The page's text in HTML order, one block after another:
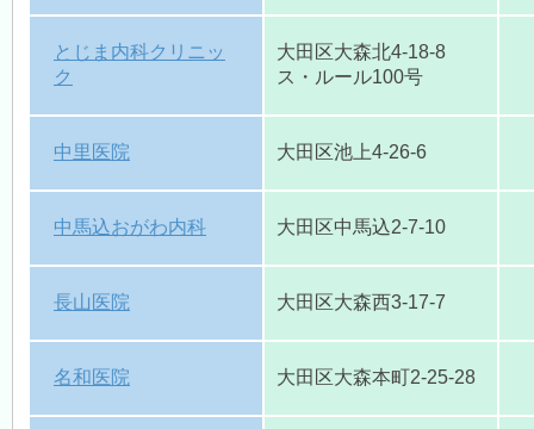
とじま内科クリニッ
ク
大田区大森北4-18-8
ス・ルール100号
中里医院 大田区池上4-26-6
中馬込おがわ内科 大田区中馬込2-7-10
長山医院 大田区大森西3-17-7
名和医院 大田区大森本町2-25-28